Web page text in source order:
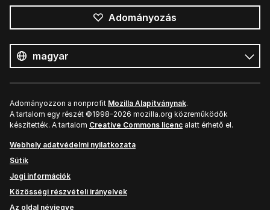
Adományozás
nyelv
Nyelv
Adományozzon a nonprofit Mozilla Alapítványnak.
A tartalom egy részét ©1998–2026 mozilla.org közreműködők
készítették. A tartalom Creative Commons licenc alatt érhető el.
Webhely adatvédelmi nyilatkozata
Sütik
Jogi információk
Közösségi részvételi irányelvek
Az oldal névjegye